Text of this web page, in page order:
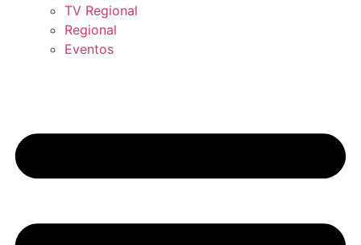
TV Regional
Regional
Eventos